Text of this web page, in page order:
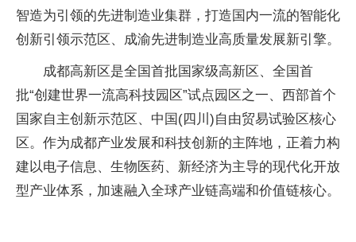
智造为引领的先进制造业集群，打造国内一流的智能化
创新引领示范区、成渝先进制造业高质量发展新引擎。
成都高新区是全国首批国家级高新区、全国首
批“创建世界一流高科技园区”试点园区之一、西部首个
国家自主创新示范区、中国(四川)自由贸易试验区核心
区。作为成都产业发展和科技创新的主阵地，正着力构
建以电子信息、生物医药、新经济为主导的现代化开放
型产业体系，加速融入全球产业链高端和价值链核心。